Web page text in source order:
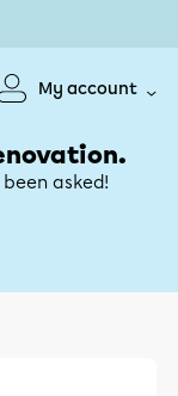
My account
asked!